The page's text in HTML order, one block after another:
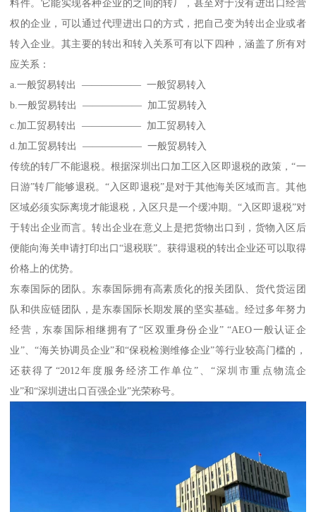
料件。它能实现各种企业的之间的转厂，甚至对于没有进出口经营
权的企业，可以通过代理进出口的方式，把自己变为转出企业或者
转入企业。其主要的转出和转入关系可有以下四种，涵盖了所有对
应关系：
a.一般贸易转出 —————— 一般贸易转入
b.一般贸易转出 —————— 加工贸易转入
c.加工贸易转出 —————— 加工贸易转入
d.加工贸易转出 —————— 一般贸易转入
传统的转厂不能退税。根据深圳出口加工区入区即退税的政策，“一
日游”转厂能够退税。“入区即退税”是对于其他海关区域而言。其他
区域必须实际离境才能退税，入区只是一个缓冲期。“入区即退税”对
于转出企业而言。转出企业在意义上是把货物出口到，货物入区后
便能向海关申请打印出口“退税联”。获得退税的转出企业还可以取得
价格上的优势。
东泰国际的团队。东泰国际拥有高素质化的报关团队、货代货运团
队和供应链团队，是东泰国际长期发展的坚实基础。经过多年努力
经营，东泰国际相继拥有了“区双重身份企业” “AEO一般认证企
业”、“海关协调员企业”和“保税检测维修企业”等行业较高门槛的，
还获得了“2012年度服务经济工作单位”、“深圳市重点物流企
业”和“深圳进出口百强企业”光荣称号。